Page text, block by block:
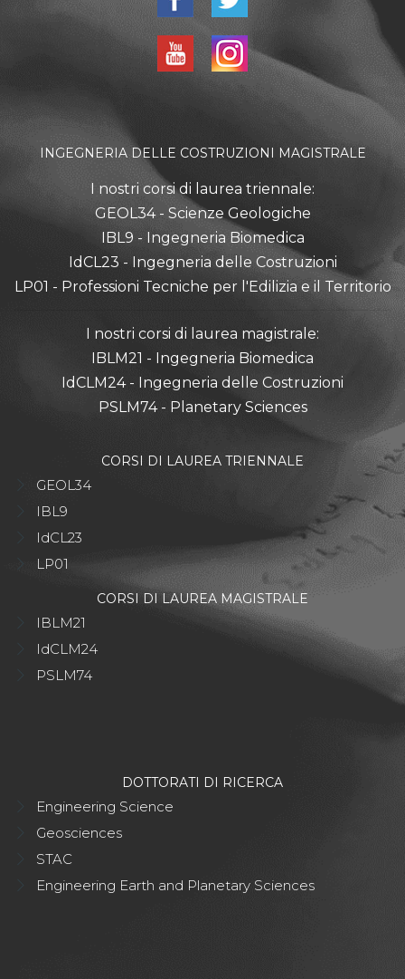
INGEGNERIA DELLE COSTRUZIONI MAGISTRALE
I nostri corsi di laurea triennale:
GEOL34 - Scienze Geologiche
IBL9 - Ingegneria Biomedica
IdCL23 - Ingegneria delle Costruzioni
LP01 - Professioni Tecniche per l'Edilizia e il Territorio
I nostri corsi di laurea magistrale:
IBLM21 - Ingegneria Biomedica
IdCLM24 - Ingegneria delle Costruzioni
PSLM74 - Planetary Sciences
CORSI DI LAUREA TRIENNALE
GEOL34
IBL9
IdCL23
LP01
CORSI DI LAUREA MAGISTRALE
IBLM21
IdCLM24
PSLM74
DOTTORATI DI RICERCA
Engineering Science
Geosciences
STAC
Engineering Earth and Planetary Sciences